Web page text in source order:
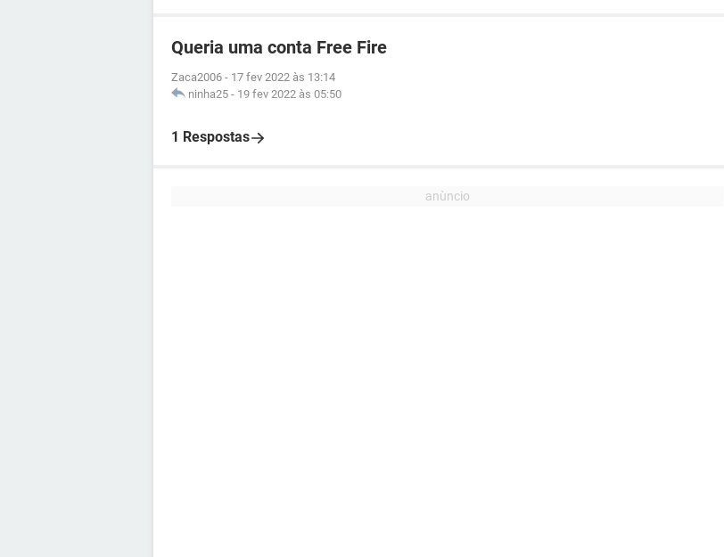
Queria uma conta Free Fire
Zaca2006 - 17 fev 2022 às 13:14
ninha25 - 19 fev 2022 às 05:50
1 Respostas